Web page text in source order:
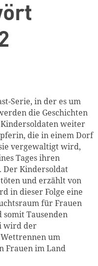
Serie, in der es um
die Geschichten
weiter
die in einem Dorf
vergewaltigt wird,
Tages ihren
Der Kindersoldat
und erzählt von
in dieser Folge eine
für Frauen
Tausenden
wird der
um
Frauen im Land